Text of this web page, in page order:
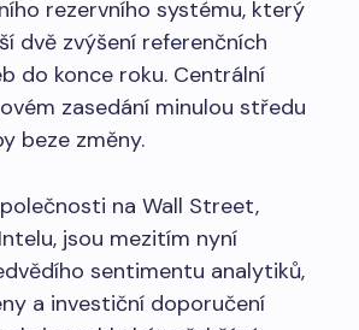
rezervního systému, který
dvě zvýšení referenčních
do konce roku. Centrální
zasedání minulou středu
beze změny.
na Wall Street,
jsou mezitím nyní
sentimentu analytiků,
a investiční doporučení